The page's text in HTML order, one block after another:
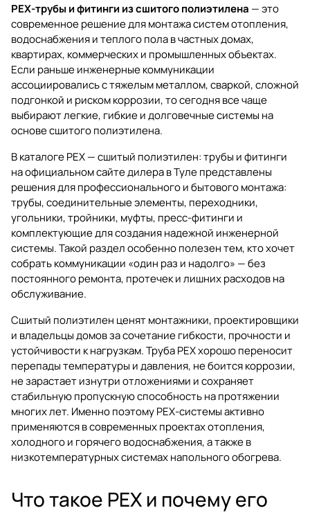
PEX-трубы и фитинги из сшитого полиэтилена — это
современное решение для монтажа систем отопления,
водоснабжения и теплого пола в частных домах,
квартирах, коммерческих и промышленных объектах.
Если раньше инженерные коммуникации
ассоциировались с тяжелым металлом, сваркой, сложной
подгонкой и риском коррозии, то сегодня все чаще
выбирают легкие, гибкие и долговечные системы на
основе сшитого полиэтилена.
В каталогеPEX — сшитый полиэтилен: трубы и фитинги
на официальном сайте дилера в Туле представлены
решения для профессионального и бытового монтажа:
трубы, соединительные элементы, переходники,
угольники, тройники, муфты, пресс-фитинги и
комплектующие для создания надежной инженерной
системы. Такой раздел особенно полезен тем, кто хочет
собрать коммуникации «один раз и надолго» — без
постоянного ремонта, протечек и лишних расходов на
обслуживание.
Сшитый полиэтилен ценят монтажники, проектировщики
и владельцы домов за сочетание гибкости, прочности и
устойчивости к нагрузкам. Труба PEX хорошо переносит
перепады температуры и давления, не боится коррозии,
не зарастает изнутри отложениями и сохраняет
стабильную пропускную способность на протяжении
многих лет. Именно поэтому PEX-системы активно
применяются в современных проектах отопления,
холодного и горячего водоснабжения, а также в
низкотемпературных системах напольного обогрева.
Что такое PEX и почему его